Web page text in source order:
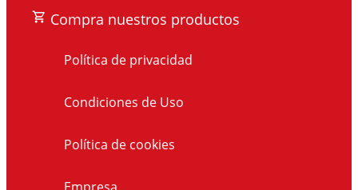
Compra nuestros productos
Política de privacidad
Condiciones de Uso
Política de cookies
Empresa